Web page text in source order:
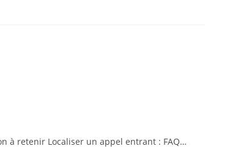
à retenir Localiser un appel entrant : FAQ…